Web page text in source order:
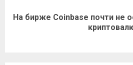
Следующая
На бирже Coinbase почти не